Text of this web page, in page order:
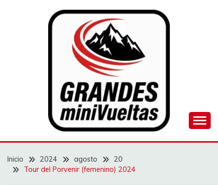
GRANDES
MINIVUELTAS
Inicio 2024 agosto
20
Tour del Porvenir (femenino) 2024